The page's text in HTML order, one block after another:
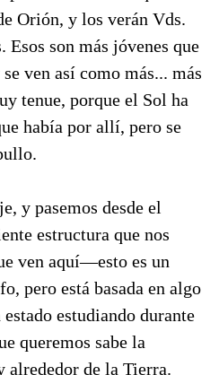
Orión, y los verán Vds.
son más jóvenes que
ven así como más... más
tenue, porque el Sol ha
había por allí, pero se
y pasemos desde el
estructura que nos
ven aquí—esto es un
pero está basada en algo
estudiando durante
queremos sabe la
alrededor de la Tierra.